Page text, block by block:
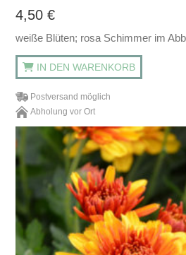
4,50€
weiße Blüten; rosa Schimmer im
IN DEN WARENKORB
Postversand möglich
Abholung vor Ort